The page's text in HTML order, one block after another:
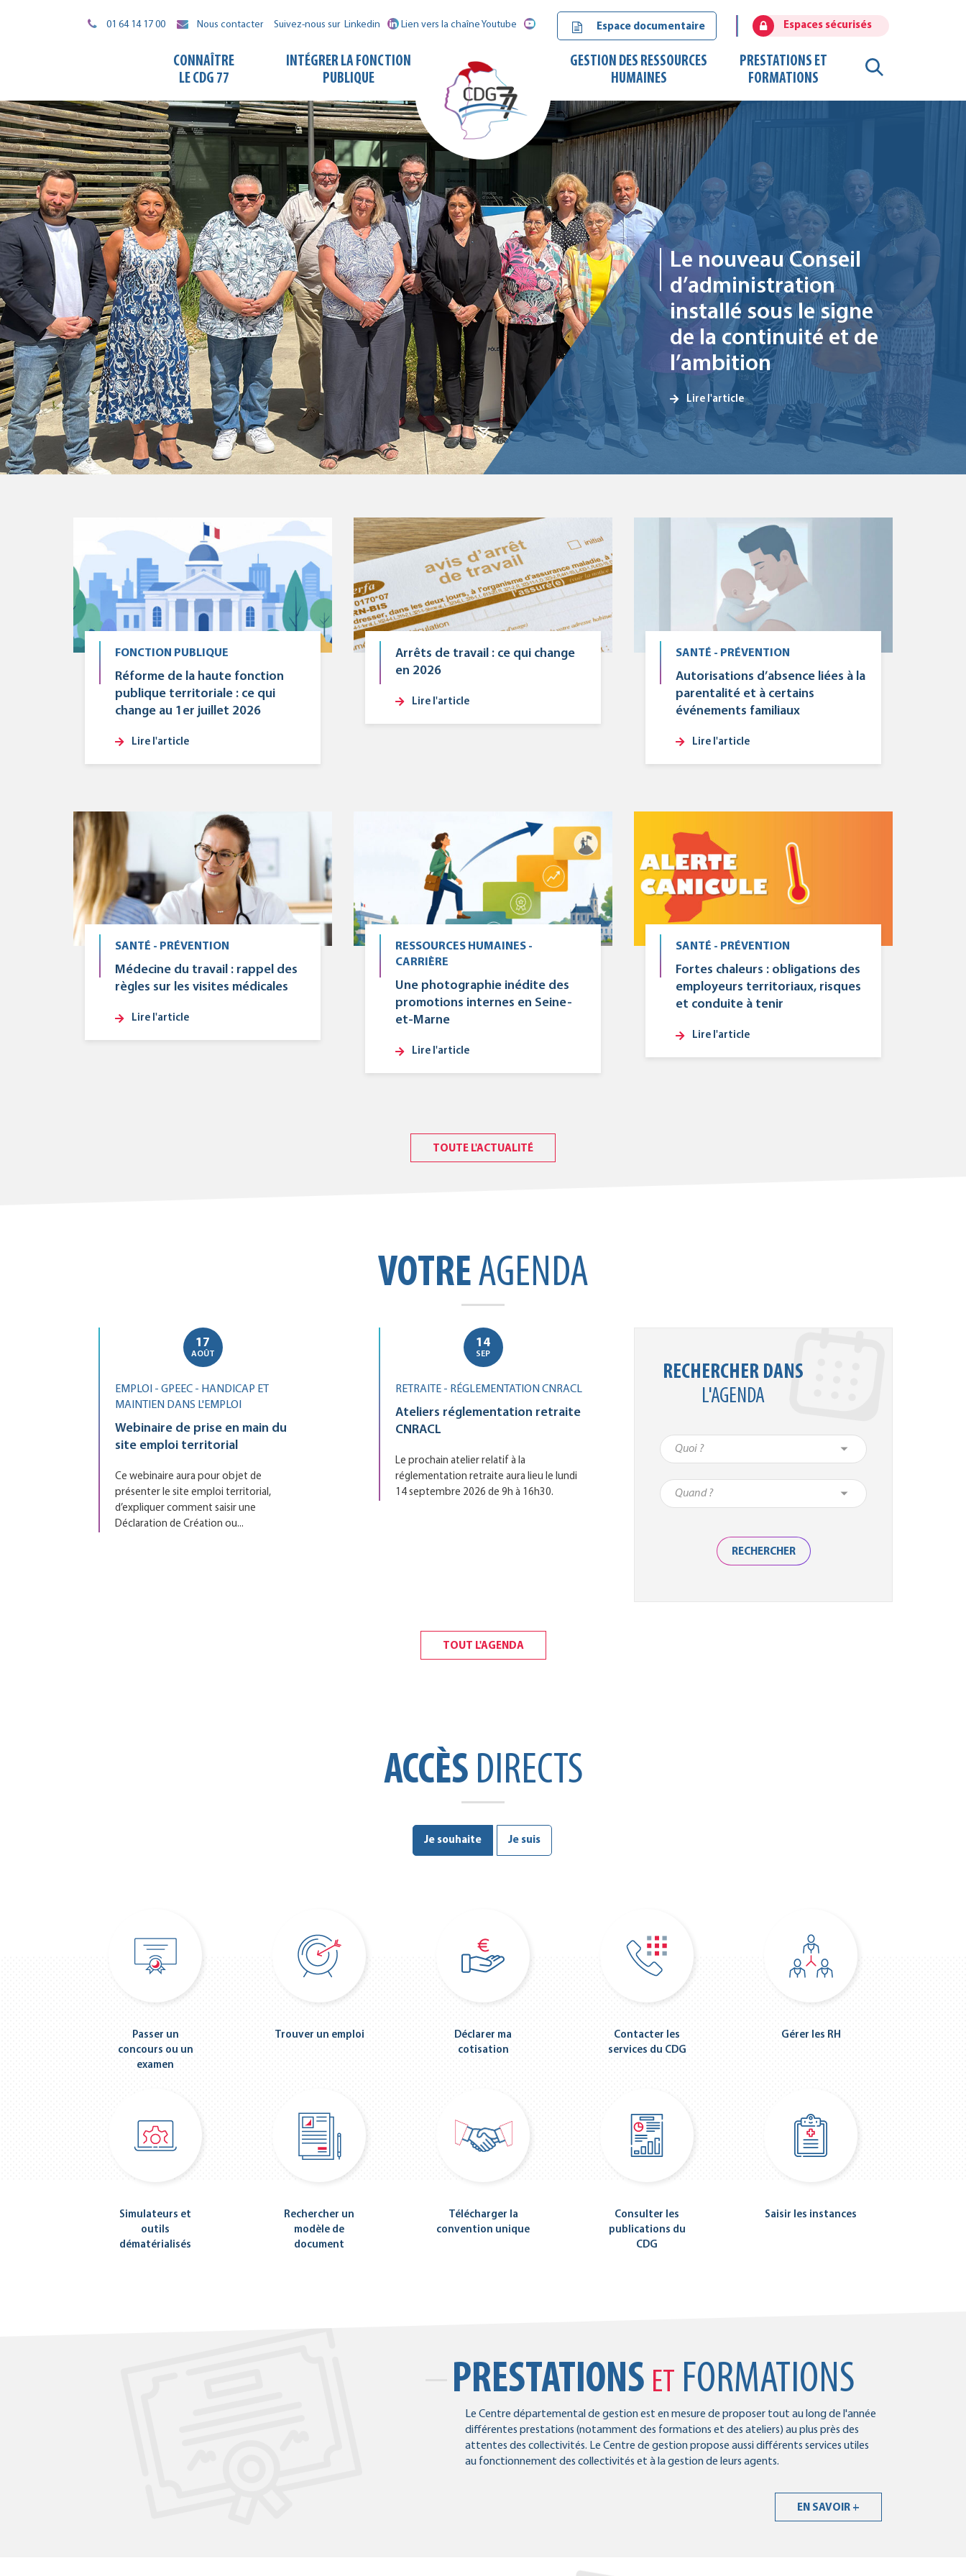
01 64 14 17 00 Nous contacter Suivez-nous sur Linkedin Lien vers la chaîne Youtube Espace documentaire Espaces sécurisés
CDG
77
CONNAÎTRE
LE CDG 77
INTÉGRER LA FONCTION
PUBLIQUE
GESTION DES RESSOURCES
HUMAINES
PRESTATIONS ET
FORMATIONS
À
LA
UNE
Le nouveau Conseil
d’administration
installé sous le signe
de la continuité et de
l’ambition
Lire l'article
ALLER À LA PROCHAINE STRATE
ACTUALITÉS
FONCTION PUBLIQUE
Réforme de la haute fonction
publique territoriale : ce qui
change au 1er juillet 2026
Lire l'article
Arrêts de travail : ce qui change
en 2026
Lire l'article
SANTÉ - PRÉVENTION
Autorisations d’absence liées à la
parentalité et à certains
événements familiaux
Lire l'article
SANTÉ - PRÉVENTION
Médecine du travail : rappel des
règles sur les visites médicales
Lire l'article
RESSOURCES HUMAINES -
CARRIÈRE
Une photographie inédite des
promotions internes en Seine-
et-Marne
Lire l'article
SANTÉ - PRÉVENTION
Fortes chaleurs : obligations des
employeurs territoriaux, risques
et conduite à tenir
Lire l'article
TOUTE L'ACTUALITÉ
VOTREAGENDA
Le
17
AOÛT
EMPLOI - GPEEC - HANDICAP ET
MAINTIEN DANS L'EMPLOI
Webinaire de prise en main du
site emploi territorial
Ce webinaire aura pour objet de
présenter le site emploi territorial,
d’expliquer comment saisir une
Déclaration de Création ou...
Le
14
SEPTEMBRE
RETRAITE - RÉGLEMENTATION CNRACL
Ateliers réglementation retraite
CNRACL
Le prochain atelier relatif à la
réglementation retraite aura lieu le lundi
14 septembre 2026 de 9h à 16h30.
RECHERCHER DANS
L'AGENDA
RECHERCHER
TOUT L'AGENDA
ACCÈS DIRECTS
Je souhaite Je suis
Passer un
concours ou un
examen
Trouver un emploi
Déclarer ma
cotisation
Contacter les
services du CDG
Gérer les RH
Simulateurs et
outils
dématérialisés
Rechercher un
modèle de
document
Télécharger la
convention unique
Consulter les
publications du
CDG
Saisir les instances
PRESTATIONS ET FORMATIONS
Le Centre départemental de gestion est en mesure de proposer tout au long de l'année
différentes prestations (notamment des formations et des ateliers) au plus près des
attentes des collectivités. Le Centre de gestion propose aussi différents services utiles
au fonctionnement des collectivités et à la gestion de leurs agents.
EN SAVOIR +